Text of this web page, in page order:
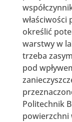
właściwości
określić
warstwy w
trzeba
pod
Politechnik
powierzchni